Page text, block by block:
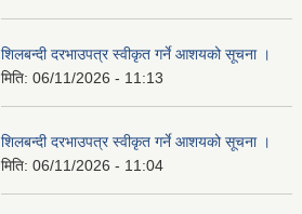
शिलबन्दी दरभाउपत्र स्वीकृत गर्ने आशयको सूचना ।
मिति: 06/11/2026 - 11:13
शिलबन्दी दरभाउपत्र स्वीकृत गर्ने आशयको सूचना ।
मिति: 06/11/2026 - 11:04